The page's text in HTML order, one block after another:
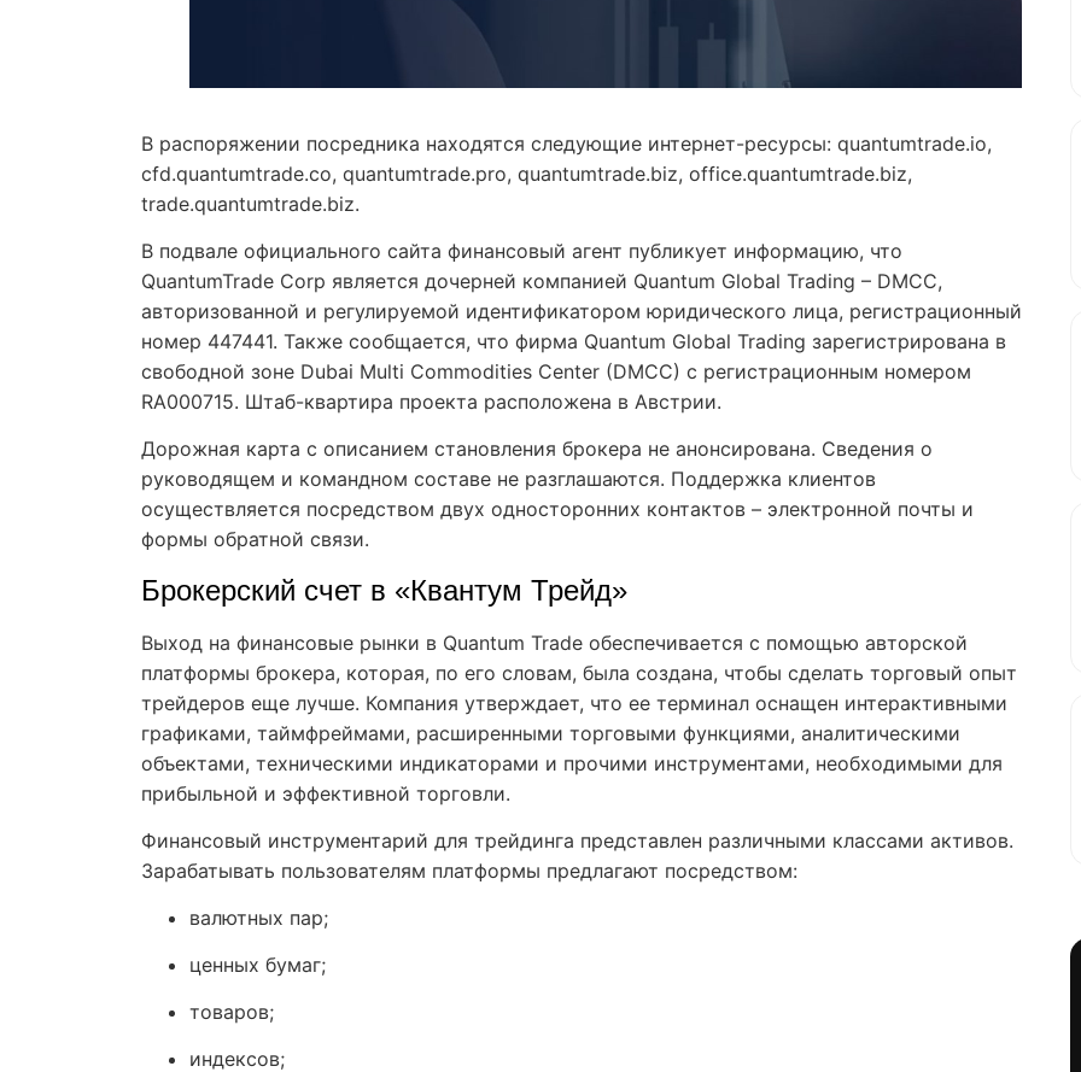
В распоряжении посредника находятся следующие интернет-ресурсы: quantumtrade.io,
cfd.quantumtrade.co, quantumtrade.pro, quantumtrade.biz, office.quantumtrade.biz,
trade.quantumtrade.biz.
В подвале официального сайта финансовый агент публикует информацию, что
QuantumTrade Corp является дочерней компанией Quantum Global Trading – DMCC,
авторизованной и регулируемой идентификатором юридического лица, регистрационный
номер 447441. Также сообщается, что фирма Quantum Global Trading зарегистрирована в
свободной зоне Dubai Multi Commodities Center (DMCC) с регистрационным номером
RA000715. Штаб-квартира проекта расположена в Австрии.
Дорожная карта с описанием становления брокера не анонсирована. Сведения о
руководящем и командном составе не разглашаются. Поддержка клиентов
осуществляется посредством двух односторонних контактов – электронной почты и
формы обратной связи.
Брокерский счет в «Квантум Трейд»
Выход на финансовые рынки в Quantum Trade обеспечивается с помощью авторской
платформы брокера, которая, по его словам, была создана, чтобы сделать торговый опыт
трейдеров еще лучше. Компания утверждает, что ее терминал оснащен интерактивными
графиками, таймфреймами, расширенными торговыми функциями, аналитическими
объектами, техническими индикаторами и прочими инструментами, необходимыми для
прибыльной и эффективной торговли.
Финансовый инструментарий для трейдинга представлен различными классами активов.
Зарабатывать пользователям платформы предлагают посредством:
валютных пар;
ценных бумаг;
товаров;
индексов;